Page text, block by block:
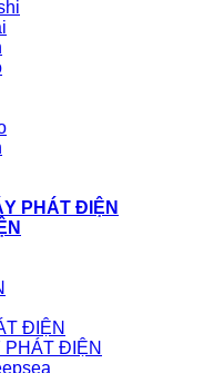
PHÁT ĐIỆN
ĐIỆN
PHÁT ĐIỆN